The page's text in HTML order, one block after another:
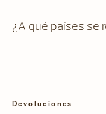
¿A qué países se
Devoluciones